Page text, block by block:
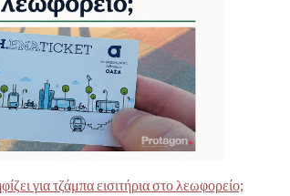
για τζάμπα εισιτήρια στο λεωφορείο;